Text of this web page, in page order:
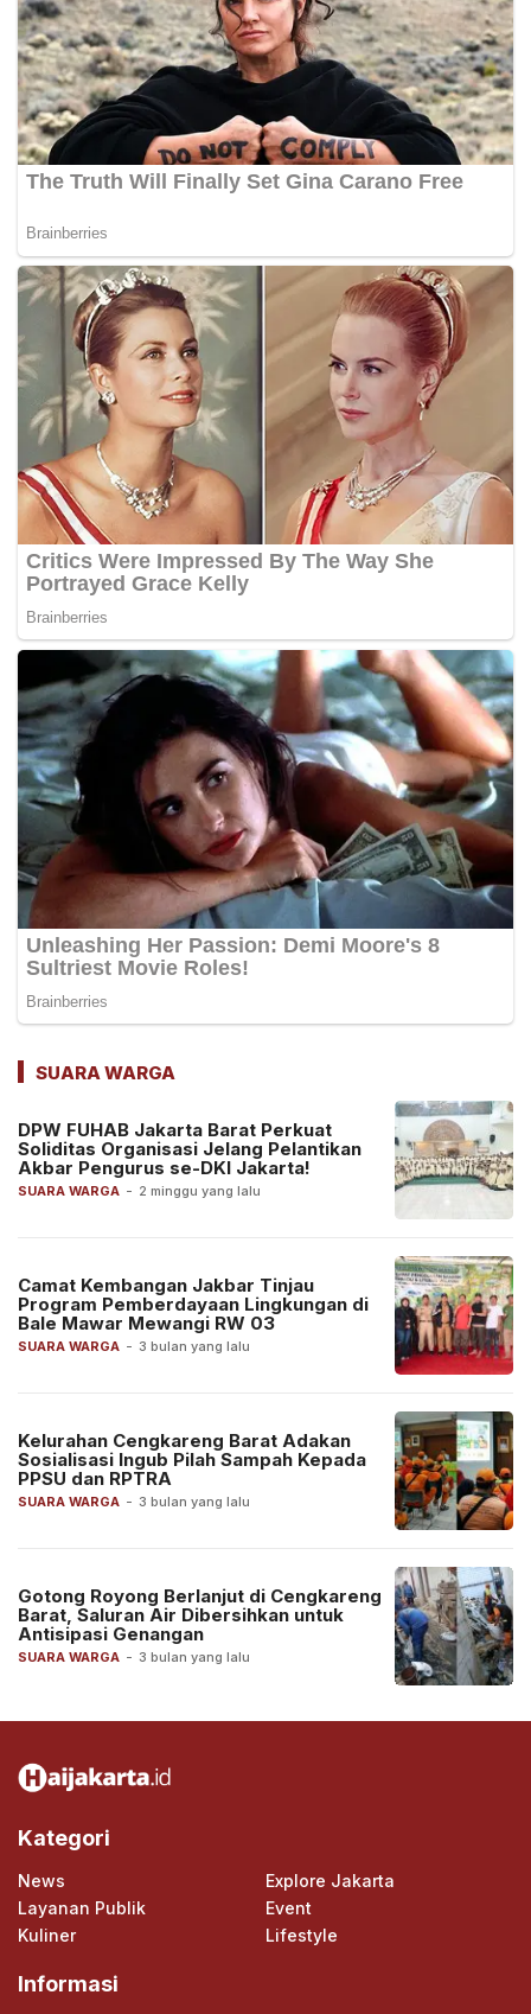
SUARA WARGA
SUARA WARGA - 2 minggu yang lalu
DPW FUHAB Jakarta Barat Perkuat
Soliditas Organisasi Jelang Pelantikan
Akbar Pengurus se-DKI Jakarta!
SUARA WARGA - 3 bulan yang lalu
Camat Kembangan Jakbar Tinjau
Program Pemberdayaan Lingkungan di
Bale Mawar Mewangi RW 03
SUARA WARGA - 3 bulan yang lalu
Kelurahan Cengkareng Barat Adakan
Sosialisasi Ingub Pilah Sampah Kepada
PPSU dan RPTRA
SUARA WARGA - 3 bulan yang lalu
Gotong Royong Berlanjut di Cengkareng
Barat, Saluran Air Dibersihkan untuk
Antisipasi Genangan
Kategori
News
Explore Jakarta
Layanan Publik
Event
Kuliner
Lifestyle
Informasi